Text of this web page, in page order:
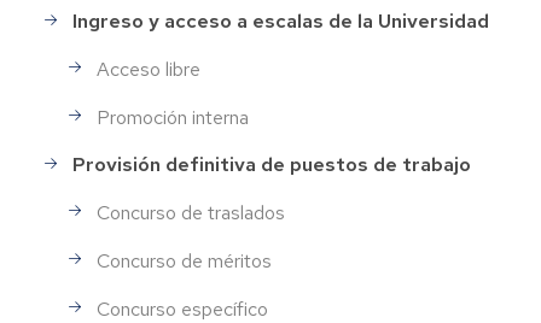
Ingreso y acceso a escalas de la Universidad
Acceso libre
Promoción interna
Provisión definitiva de puestos de trabajo
Concurso de traslados
Concurso de méritos
Concurso específico